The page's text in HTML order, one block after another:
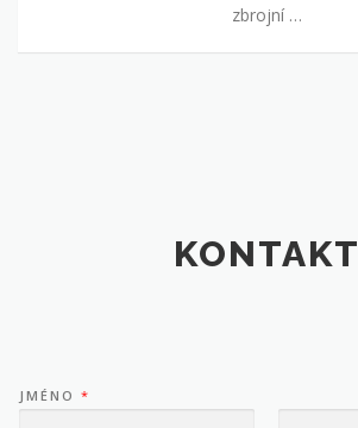
zbrojní …
KONTAKT
JMÉNO *